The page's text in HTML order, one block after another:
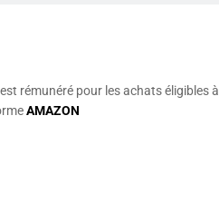
rémunéré pour les achats éligibles à
AMAZON